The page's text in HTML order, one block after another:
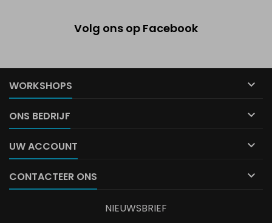
Volg ons op Facebook
WORKSHOPS 
ONS BEDRIJF 
UW ACCOUNT 
CONTACTEER ONS 
NIEUWSBRIEF